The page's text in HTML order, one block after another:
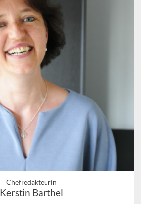
Chefredakteurin
Kerstin Barthel